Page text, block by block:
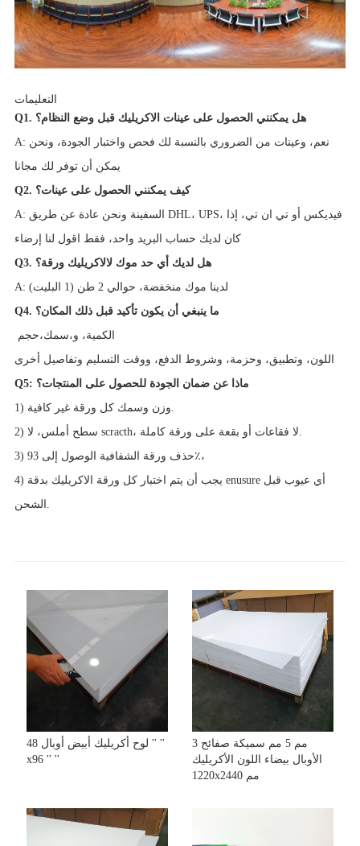
التعليمات
Q1. هل يمكنني الحصول على عينات الاكريليك قبل وضع النظام؟
A: نعم، وعينات من الضروري بالنسبة لك فحص واختبار الجودة، ونحن
يمكن أن توفر لك مجانا
Q2. كيف يمكنني الحصول على عينات؟
A: السفينة ونحن عادة عن طريق DHL، UPS، فيديكس أو تي ان تي، إذا
كان لديك حساب البريد واحد، فقط اقول لنا إرضاء
Q3. هل لديك أي حد موك لالاكريليك ورقة؟
A: لدينا موك منخفضة، حوالي 2 طن (1 البليت)
Q4. ما ينبغي أن يكون تأكيد قبل ذلك المكان؟
حجم،
سمك،الكمية، و
اللون، وتطبيق، وحزمة، وشروط الدفع، ووقت التسليم وتفاصيل أخرى
Q5: ماذا عن ضمان الجودة للحصول على المنتجات؟
3) حذف ورقة الشفافية الوصول إلى 93٪،
4) يجب أن يتم اختبار كل ورقة الاكريليك بدقة enusure أي عيوب قبل
لوح أكريليك أبيض أوبال 48 '' ''
x96 '' ''
3 مم 5 مم سميكة صفائح
الأوبال بيضاء اللون الأكريليك
1220x2440 مم